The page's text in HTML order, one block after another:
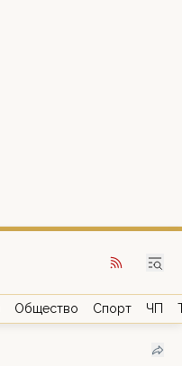
Общество Спорт ЧП